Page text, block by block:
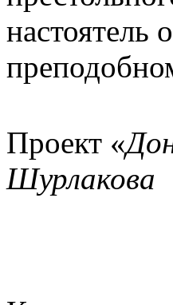
настоятель
Проект «
Шурлакова